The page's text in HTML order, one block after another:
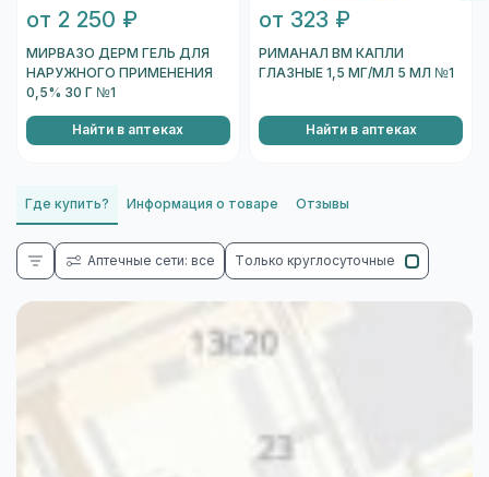
от 2 250 ₽
МИРВАЗО ДЕРМ ГЕЛЬ ДЛЯ
НАРУЖНОГО ПРИМЕНЕНИЯ
0,5% 30 Г №1
Найти в аптеках
от 323 ₽
РИМАНАЛ ВМ КАПЛИ
ГЛАЗНЫЕ 1,5 МГ/МЛ 5 МЛ №1
Найти в аптеках
Где купить? Информация о товаре Отзывы
Аптечные сети: все Только круглосуточные